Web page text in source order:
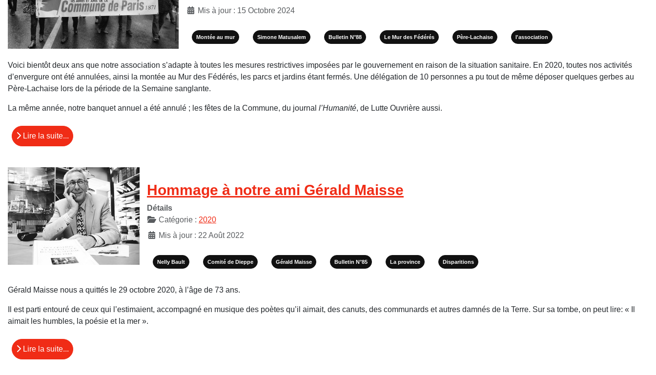
Mis à jour : 15 Octobre 2024
Montée au mur Simone Matusalem Bulletin N°88 Le Mur des Fédérés Père-Lachaise l'association
Voici bientôt deux ans que notre association s’adapte à toutes les mesures restrictives imposées par le gouvernement en raison de la situation sanitaire. En 2020, toutes nos activités
d’envergure ont été annulées, ainsi la montée au Mur des Fédérés, les parcs et jardins étant fermés. Une délégation de 10 personnes a pu tout de même déposer quelques gerbes au
Père-Lachaise lors de la période de la Semaine sanglante.
La même année, notre banquet annuel a été annulé ; les fêtes de la Commune, du journal l’Humanité, de Lutte Ouvrière aussi.
Lire la suite...
Hommage à notre ami Gérald Maisse
Détails
Catégorie : 2020
Mis à jour : 22 Août 2022
Nelly Bault Comité de Dieppe Gérald Maisse Bulletin N°85 La province Disparitions
Gérald Maisse nous a quittés le 29 octobre 2020, à l’âge de 73 ans.
Il est parti entouré de ceux qui l’estimaient, accompagné en musique des poètes qu’il aimait, des canuts, des communards et autres damnés de la Terre. Sur sa tombe, on peut lire: « Il
aimait les humbles, la poésie et la mer ».
Lire la suite...